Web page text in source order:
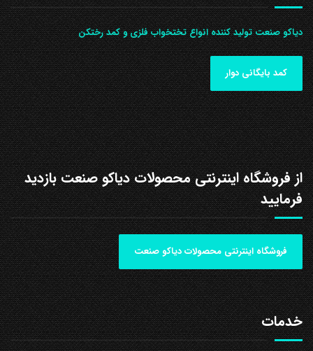
دیاکو صنعت تولید کننده انواع تختخواب فلزی و کمد رختکن
کمد بایگانی دوار
از فروشگاه اینترنتی محصولات دیاکو صنعت بازدید
فرمایید
فروشگاه اینترنتی محصولات دیاکو صنعت
خدمات